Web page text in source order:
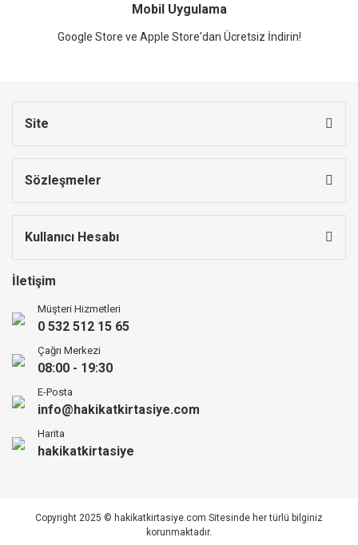
Mobil Uygulama
Google Store ve Apple Store'dan Ücretsiz İndirin!
Site
Sözleşmeler
Kullanıcı Hesabı
İletişim
Müşteri Hizmetleri
0 532 512 15 65
Çağrı Merkezi
08:00 - 19:30
E-Posta
info@hakikatkirtasiye.com
Harita
hakikatkirtasiye
Copyright 2025 © hakikatkirtasiye.com Sitesinde her türlü bilginiz
korunmaktadır.